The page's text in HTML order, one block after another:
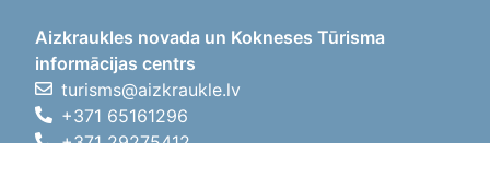
Aizkraukles novada un Kokneses Tūrisma
informācijas centrs
turisms@aizkraukle.lv
+371 65161296
+371 29275412